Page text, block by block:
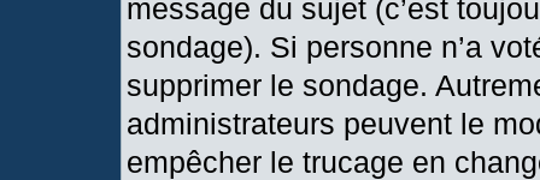
message du sujet (c’est
sondage). Si personne n’a
supprimer le sondage.
administrateurs peuvent le
empêcher le trucage en